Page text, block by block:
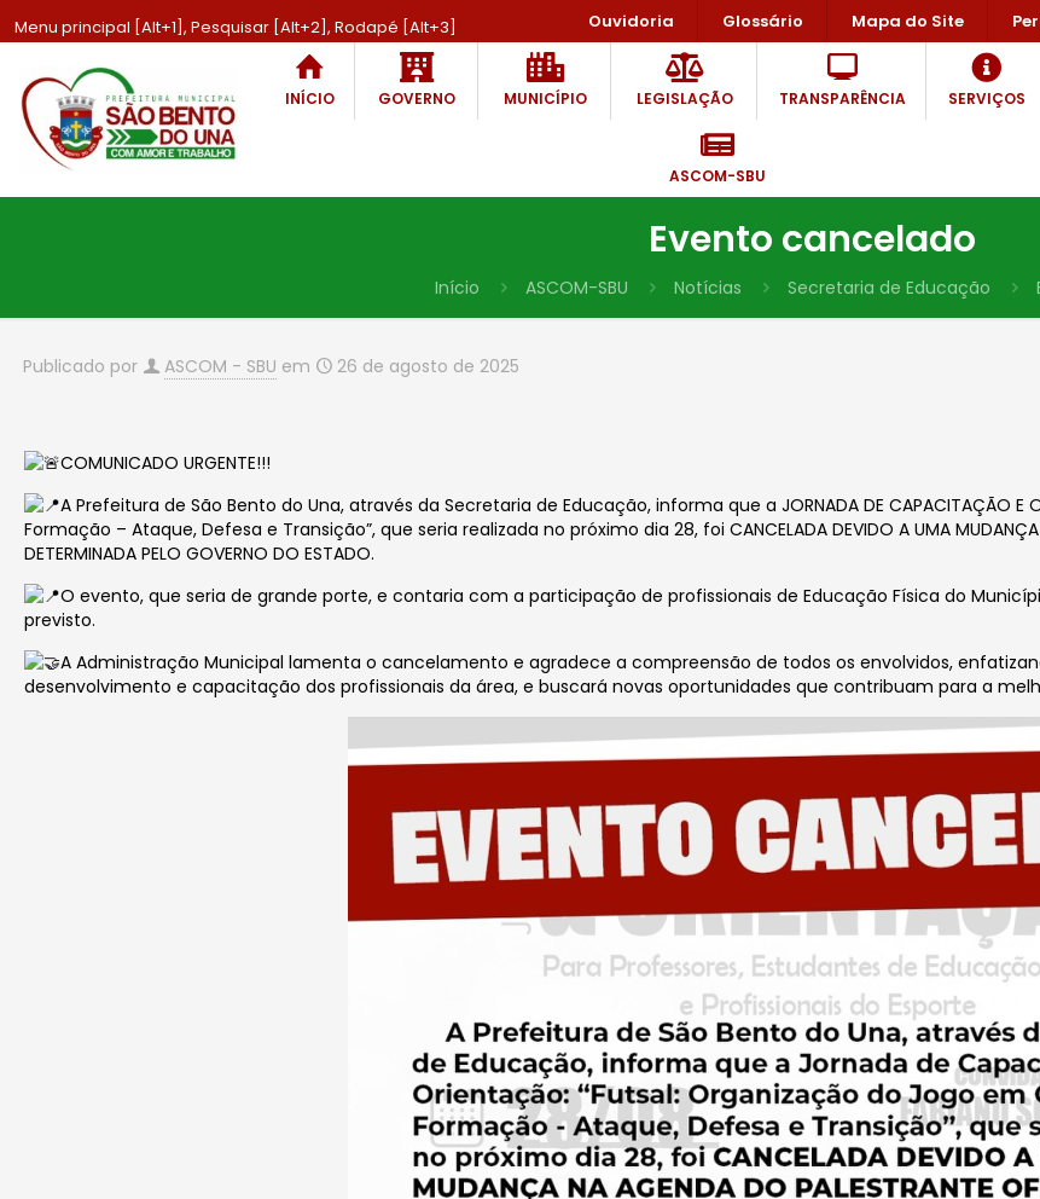
Menu principal [Alt+1], Pesquisar [Alt+2], Rodapé [Alt+3] Ouvidoria Glossário Mapa do Site
INÍCIO GOVERNO MUNICÍPIO LEGISLAÇÃO TRANSPARÊNCIA SERVIÇOS
ASCOM-SBU
Evento cancelado
Início ASCOM-SBU Notícias Secretaria de Educação
Publicado por ASCOM - SBU em 26 de agosto de 2025
COMUNICADO URGENTE!!!
A Prefeitura de São Bento do Una, através da Secretaria de Educação, informa que a JORNADA DE CAPACITAÇÃO E
Formação – Ataque, Defesa e Transição”, que seria realizada no próximo dia 28, foi CANCELADA DEVIDO A UMA MUDANÇA
DETERMINADA PELO GOVERNO DO ESTADO.
O evento, que seria de grande porte, e contaria com a participação de profissionais de Educação Física do
previsto.
A Administração Municipal lamenta o cancelamento e agradece a compreensão de todos os envolvidos,
desenvolvimento e capacitação dos profissionais da área, e buscará novas oportunidades que contribuam para a